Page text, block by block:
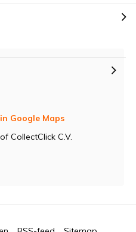
Google Maps
CollectClick C.V.